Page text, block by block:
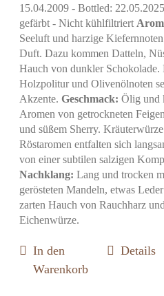
15.04.2009 - Bottled:
gefärbt - Nicht kühlfiltriert
Seeluft und harzige
Duft. Dazu kommen Datteln,
Hauch von dunkler Schokolade.
Holzpolitur und Olivenölnoten
Akzente.Geschmack: Ölig und
Aromen von getrockneten
und süßem Sherry.
Röstaromen entfalten sich
von einer subtilen salzigen
Nachklang: Lang und trocken
gerösteten Mandeln, etwas
zarten Hauch von Rauchharz und
Eichenwürze.
In den
Warenkorb
Details